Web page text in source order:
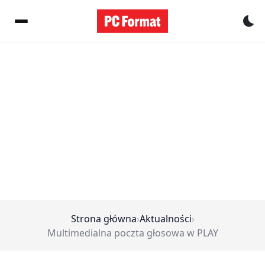
Strona główna›Aktualności›
Multimedialna poczta głosowa w PLAY